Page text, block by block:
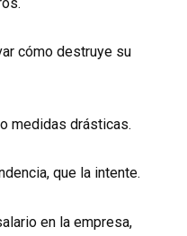
cómo destruye su
medidas drásticas.
que la intente.
en la empresa,